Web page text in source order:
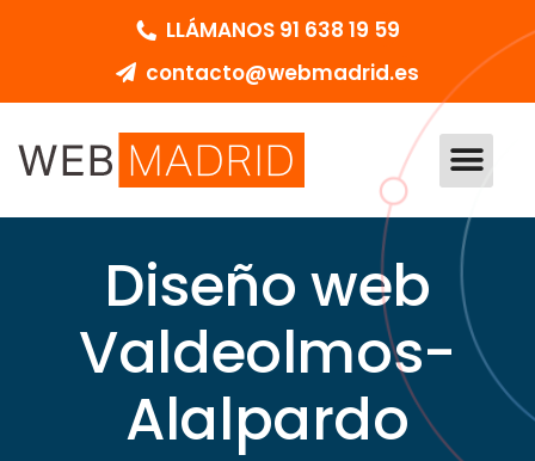
LLÁMANOS 91 638 19 59
contacto@webmadrid.es
Diseño web
Valdeolmos-
Alalpardo